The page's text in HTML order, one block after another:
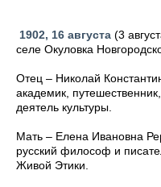
1902, 16 августа (3
селе Окуловка
Отец – Николай
академик,
деятель культуры.
Мать – Елена Ивановна
русский философ и
Живой Этики.